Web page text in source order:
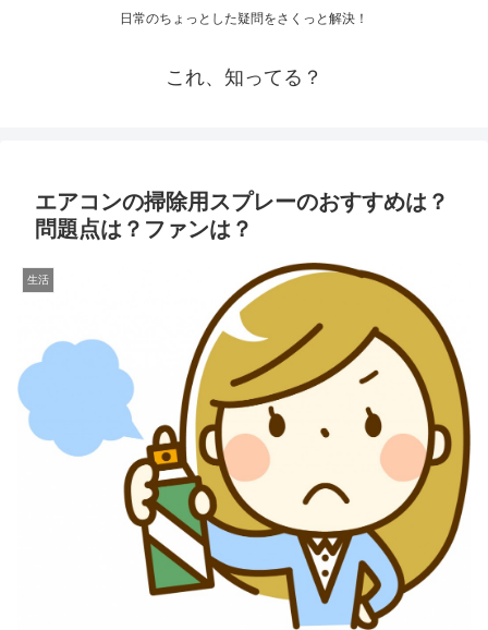
日常のちょっとした疑問をさくっと解決！
これ、知ってる？
エアコンの掃除用スプレーのおすすめは？
問題点は？ファンは？
生活